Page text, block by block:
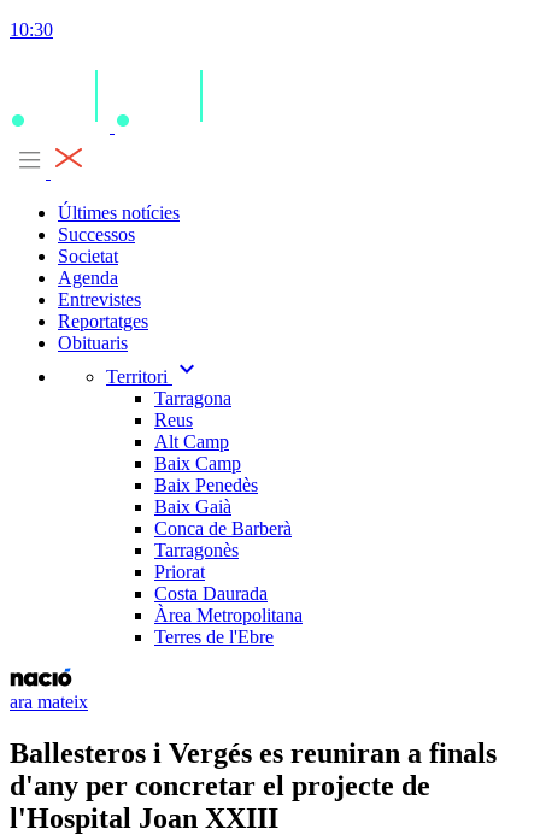
10:30
Últimes notícies
Successos
Societat
Agenda
Entrevistes
Reportatges
Obituaris
Territori
expand_more
Tarragona
Reus
Alt Camp
Baix Camp
Baix Penedès
Baix Gaià
Conca de Barberà
Tarragonès
Priorat
Costa Daurada
Àrea Metropolitana
Terres de l'Ebre
ara mateix
Ballesteros i Vergés es reuniran a finals
d'any per concretar el projecte de
l'Hospital Joan XXIII